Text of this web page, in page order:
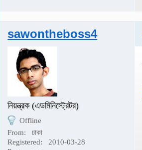
sawontheboss4
নিয়ন্ত্রক (এডমিনিস্ট্রেটর)
Offline
From:
ঢাকা
Registered:
2010-03-28